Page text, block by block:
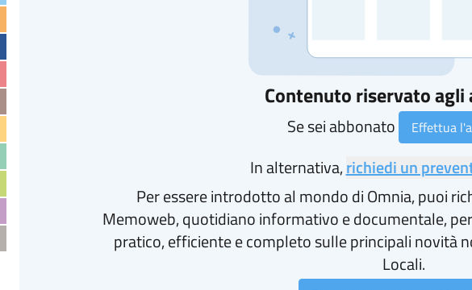
Contenuto riservato agli
Se sei abbonato Effettua
In alternativa,richiedi un
Per essere introdotto al mondo di Omnia, puoi
Memoweb, quotidiano informativo e documentale,
pratico, efficiente e completo sulle principali novità
Locali.